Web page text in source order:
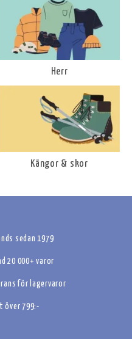
Herr
Kängor & skor
sedan 1979
20 000+ varor
för lagervaror
över 799:-